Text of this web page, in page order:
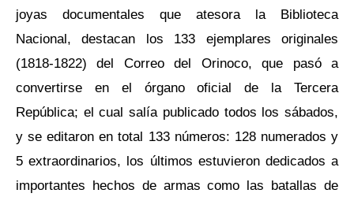
joyas documentales que atesora la Biblioteca
Nacional, destacan los 133 ejemplares originales
(1818-1822) del Correo del Orinoco, que pasó a
convertirse en el órgano oficial de la Tercera
República; el cual salía publicado todos los sábados,
y se editaron en total 133 números: 128 numerados y
5 extraordinarios, los últimos estuvieron dedicados a
importantes hechos de armas como las batallas de